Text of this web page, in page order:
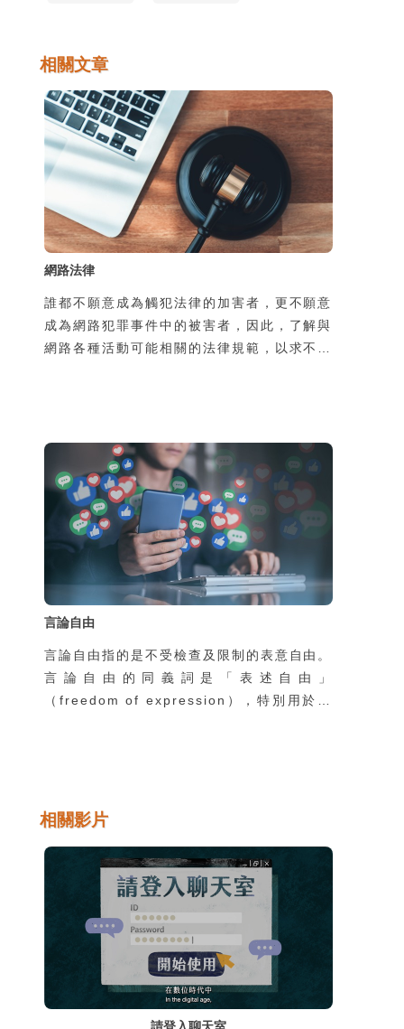
相關文章
網路法律
誰都不願意成為觸犯法律的加害者，更不願意
成為網路犯罪事件中的被害者，因此，了解與
網路各種活動可能相關的法律規範，以求不犯
別說明可能發生的犯罪型態及其可能觸犯之法
律條文。
言論自由
言論自由指的是不受檢查及限制的表意自由。
言論自由的同義詞是「表述自由」
（freedom of expression），特別用於不
相關影片